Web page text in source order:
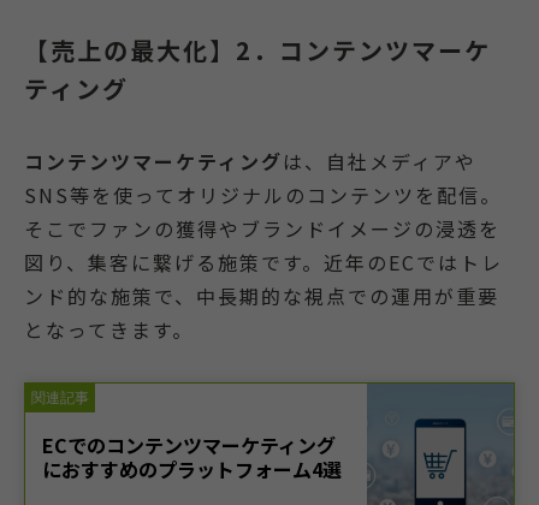
【売上の最大化】2．コンテンツマーケ
ティング
コンテンツマーケティングは、自社メディアや
SNS等を使ってオリジナルのコンテンツを配信。
そこでファンの獲得やブランドイメージの浸透を
図り、集客に繋げる施策です。近年のECではトレ
ンド的な施策で、中長期的な視点での運用が重要
となってきます。